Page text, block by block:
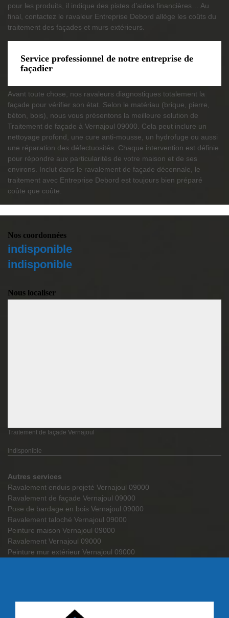
pour les produits, il indique des pistes d’aides financières… Au
final, contactez le ravaleur Entreprise Debord allège les coûts du
traitement des façades et murs extérieurs.
Service professionnel de notre entreprise de
façadier
Avant toute chose, nos ravaleurs diagnostiques totalement la
façade pour vérifier son état. Selon le matériau (brique, pierre,
béton, bois), nous vous présentons la meilleure solution de
Traitement de façade à Vernajoul 09000. Cela peut inclure un
nettoyage profond, une cure anti-mousse, un hydrofuge ou aussi
une réparation des défectuosités. Chaque intervention est définie
pour répondre aux particularités de votre maison et de ses
environs. Inclut dans le ravalement de façade décennale, le
traitement avec Entreprise Debord est toujours bien préparé
coûte que coûte.
Nos coordonnées
indisponible
indisponible
Nous localiser
Traitement de façade Vernajoul
indisponible
Autres services
Ravalement enduis projeté Vernajoul 09000
Ravalement de façade Vernajoul 09000
Pose de bardage en bois Vernajoul 09000
Ravalement taloché Vernajoul 09000
Peinture maison Vernajoul 09000
Ravalement Vernajoul 09000
Peinture mur extérieur Vernajoul 09000